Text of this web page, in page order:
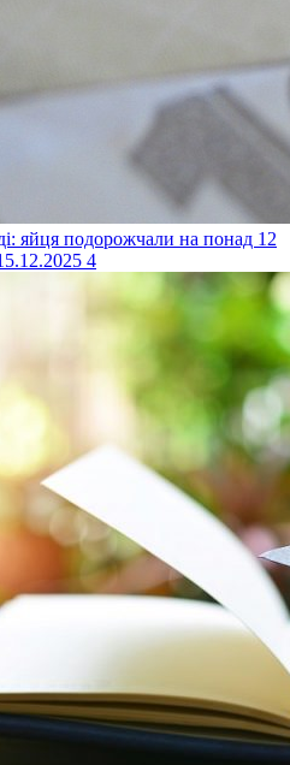
яйця подорожчали на понад 12
4